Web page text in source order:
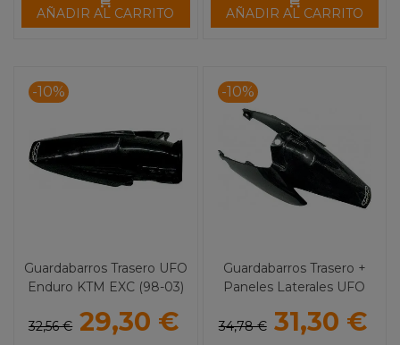
AÑADIR AL CARRITO AÑADIR AL CARRITO
-10%
Guardabarros Trasero UFO
Enduro KTM EXC (98-03)
32,56 € 29,30 €
-10%
Guardabarros Trasero +
Paneles Laterales UFO
34,78 € 31,30 €